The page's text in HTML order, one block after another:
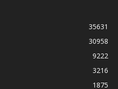
35631
30958
9222
3216
1875